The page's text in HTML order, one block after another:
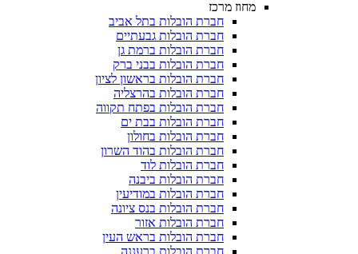
חברת הובלות בתל אביב
חברת הובלות גבעתיים
חברת הובלות ברמת גן
חברת הובלות בבני ברק
חברת הובלות בראשון לציון
חברת הובלות בהרצליה
חברת הובלות בפתח תקווה
חברת הובלות בבת ים
חברת הובלות בחולון
חברת הובלות בהוד השרון
חברת הובלות ביבנה
חברת הובלות במודיעין
חברת הובלות בנס ציונה
חברת הובלות אזור
חברת הובלות בראש העין
חברת הובלות ברעננה